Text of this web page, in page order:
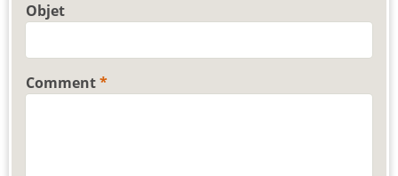
Objet
Comment